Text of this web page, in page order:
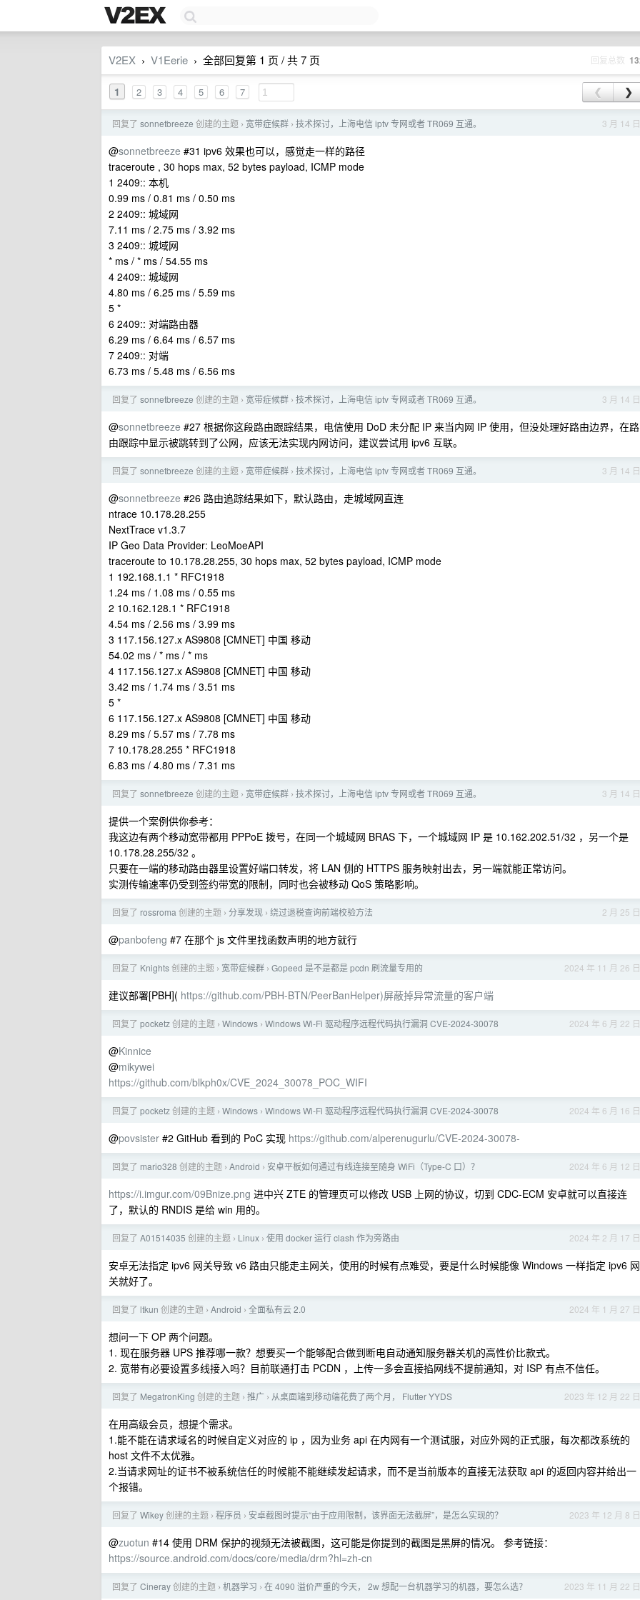
V2EX › V1Eerie › 全部回复第 1 页 / 共 7 页 回复总数
1 2 3 4 5 6 7 ❮ ❯
3 月 14 日
回复了 sonnetbreeze 创建的主题 › 宽带症候群 › 技术探讨，上海电信 iptv 专网或者 TR069 互通。
@sonnetbreeze #31 ipv6 效果也可以，感觉走一样的路径
traceroute , 30 hops max, 52 bytes payload, ICMP mode
1 2409:: 本机
0.99 ms / 0.81 ms / 0.50 ms
2 2409:: 城域网
7.11 ms / 2.75 ms / 3.92 ms
3 2409:: 城域网
* ms / * ms / 54.55 ms
4 2409:: 城域网
4.80 ms / 6.25 ms / 5.59 ms
5 *
6 2409:: 对端路由器
6.29 ms / 6.64 ms / 6.57 ms
7 2409:: 对端
6.73 ms / 5.48 ms / 6.56 ms
3 月 14 日
回复了 sonnetbreeze 创建的主题 › 宽带症候群 › 技术探讨，上海电信 iptv 专网或者 TR069 互通。
@sonnetbreeze #27 根据你这段路由跟踪结果，电信使用 DoD 未分配 IP 来当内网 IP 使用，但没处理好路由边界，在路
由跟踪中显示被跳转到了公网，应该无法实现内网访问，建议尝试用 ipv6 互联。
3 月 14 日
回复了 sonnetbreeze 创建的主题 › 宽带症候群 › 技术探讨，上海电信 iptv 专网或者 TR069 互通。
@sonnetbreeze #26 路由追踪结果如下，默认路由，走城域网直连
ntrace 10.178.28.255
NextTrace v1.3.7
IP Geo Data Provider: LeoMoeAPI
traceroute to 10.178.28.255, 30 hops max, 52 bytes payload, ICMP mode
1 192.168.1.1 * RFC1918
1.24 ms / 1.08 ms / 0.55 ms
2 10.162.128.1 * RFC1918
4.54 ms / 2.56 ms / 3.99 ms
3 117.156.127.x AS9808 [CMNET] 中国 移动
54.02 ms / * ms / * ms
4 117.156.127.x AS9808 [CMNET] 中国 移动
3.42 ms / 1.74 ms / 3.51 ms
5 *
6 117.156.127.x AS9808 [CMNET] 中国 移动
8.29 ms / 5.57 ms / 7.78 ms
7 10.178.28.255 * RFC1918
6.83 ms / 4.80 ms / 7.31 ms
3 月 14 日
回复了 sonnetbreeze 创建的主题 › 宽带症候群 › 技术探讨，上海电信 iptv 专网或者 TR069 互通。
提供一个案例供你参考：
我这边有两个移动宽带都用 PPPoE 拨号，在同一个城域网 BRAS 下，一个城域网 IP 是 10.162.202.51/32 ，另一个是
10.178.28.255/32 。
只要在一端的移动路由器里设置好端口转发，将 LAN 侧的 HTTPS 服务映射出去，另一端就能正常访问。
实测传输速率仍受到签约带宽的限制，同时也会被移动 QoS 策略影响。
2 月 25 日
回复了 rossroma 创建的主题 › 分享发现 › 绕过退税查询前端校验方法
@panbofeng #7 在那个 js 文件里找函数声明的地方就行
2024 年 11 月 26 日
回复了 Knights创建的主题 › 宽带症候群 › Gopeed 是不是都是 pcdn 刷流量专用的
建议部署[PBH]( https://github.com/PBH-BTN/PeerBanHelper)屏蔽掉异常流量的客户端
2024 年 6 月 22 日
回复了 pocketz创建的主题 › Windows › Windows Wi-Fi 驱动程序远程代码执行漏洞 CVE-2024-30078
@Kinnice
@mikywei
https://github.com/blkph0x/CVE_2024_30078_POC_WIFI
2024 年 6 月 16 日
回复了 pocketz创建的主题 › Windows › Windows Wi-Fi 驱动程序远程代码执行漏洞 CVE-2024-30078
@povsister #2 GitHub 看到的 PoC 实现 https://github.com/alperenugurlu/CVE-2024-30078-
2024 年 6 月 12 日
回复了 mario328 创建的主题 › Android › 安卓平板如何通过有线连接至随身 WiFi（Type-C 口）？
https://i.imgur.com/09Bnize.png 进中兴 ZTE 的管理页可以修改 USB 上网的协议，切到 CDC-ECM 安卓就可以直接连
了，默认的 RNDIS 是给 win 用的。
2024 年 2 月 17 日
回复了 A01514035 创建的主题 › Linux › 使用 docker 运行 clash 作为旁路由
安卓无法指定 ipv6 网关导致 v6 路由只能走主网关，使用的时候有点难受，要是什么时候能像 Windows 一样指定 ipv6 网
关就好了。
2024 年 1 月 27 日
回复了 ltkun 创建的主题 › Android › 全面私有云 2.0
想问一下 OP 两个问题。
1. 现在服务器 UPS 推荐哪一款？想要买一个能够配合做到断电自动通知服务器关机的高性价比款式。
2. 宽带有必要设置多线接入吗？目前联通打击 PCDN ，上传一多会直接掐网线不提前通知，对 ISP 有点不信任。
2023 年 12 月 22 日
回复了 MegatronKing 创建的主题 › 推广 › 从桌面端到移动端花费了两个月， Flutter YYDS
在用高级会员，想提个需求。
1.能不能在请求域名的时候自定义对应的 ip ，因为业务 api 在内网有一个测试服，对应外网的正式服，每次都改系统的
host 文件不太优雅。
2.当请求网址的证书不被系统信任的时候能不能继续发起请求，而不是当前版本的直接无法获取 api 的返回内容并给出一
个报错。
2023 年 12 月 8 日
回复了 Wikey创建的主题 › 程序员 › 安卓截图时提示“由于应用限制，该界面无法截屏”，是怎么实现的？
@zuotun #14 使用 DRM 保护的视频无法被截图，这可能是你提到的截图是黑屏的情况。 参考链接：
https://source.android.com/docs/core/media/drm?hl=zh-cn
2023 年 11 月 22 日
回复了 Cineray创建的主题 › 机器学习 › 在 4090 溢价严重的今天， 2w 想配一台机器学习的机器，要怎么选？